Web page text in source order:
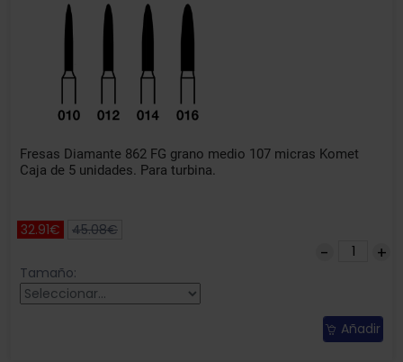
Fresas Diamante 862 FG grano medio 107 micras Komet
Caja de 5 unidades. Para turbina.
32.91€ 45.08€
Tamaño:
Añadir